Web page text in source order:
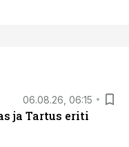
06.08.26, 06:15
ja Tartus eriti